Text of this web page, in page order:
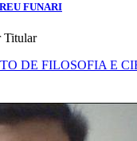
FUNARI
Titular
DE FILOSOFIA E